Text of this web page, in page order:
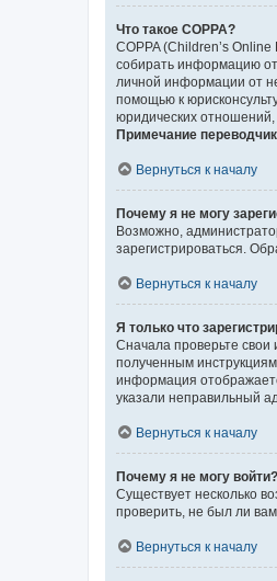
Что такое COPPA?
COPPA (Children’s
собирать информацию
личной информации от
помощью к
юридических отношений,
Примечание
Вернуться к началу
Почему я не могу
Возможно,
зарегистрироваться.
Вернуться к началу
Я только что
Сначала проверьте свои
полученным
информация
указали неправильный
Вернуться к началу
Почему я не могу войти?
Существует несколько
проверить, не был ли
Вернуться к началу